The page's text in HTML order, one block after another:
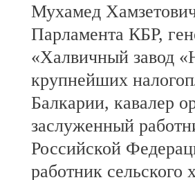
Мухамед
Парламента КБР,
«Халвичный завод
крупнейших
Балкарии, кавалер
заслуженный
Российской
работник сельского